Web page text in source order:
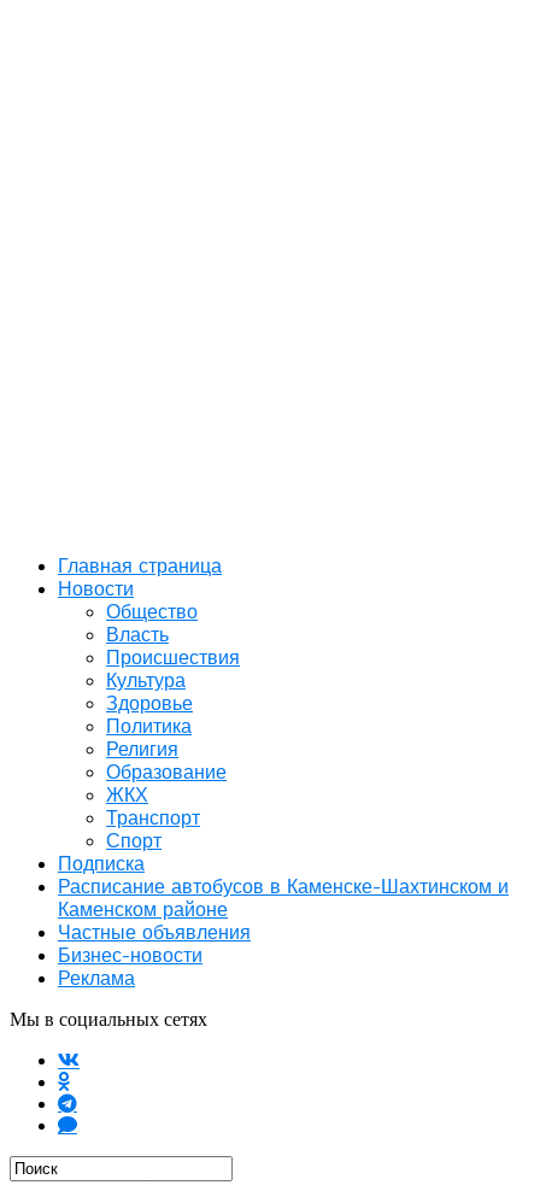
Главная страница
Новости
Общество
Власть
Происшествия
Культура
Здоровье
Политика
Религия
Образование
ЖКХ
Транспорт
Спорт
Подписка
Расписание автобусов в Каменске-Шахтинском и
Каменском районе
Частные объявления
Бизнес-новости
Реклама
Мы в социальных сетях